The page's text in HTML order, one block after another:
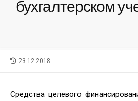
бухгалтерском
LAST
23.12.2018
Средства целевого